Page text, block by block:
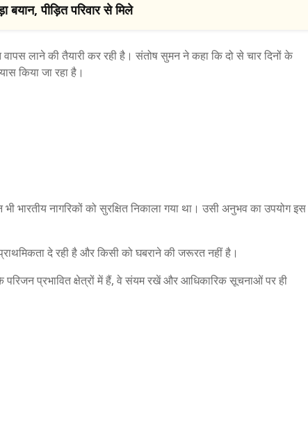
बयान, पीड़ित परिवार से मिले
वापस लाने की तैयारी कर रही है। संतोष सुमन ने कहा कि दो से चार दिनों के
किया जा रहा है।
नागरिकों को सुरक्षित निकाला गया था। उसी अनुभव का उपयोग इस
दे रही है और किसी को घबराने की जरूरत नहीं है।
परिजन प्रभावित क्षेत्रों में हैं, वे संयम रखें और आधिकारिक सूचनाओं पर ही